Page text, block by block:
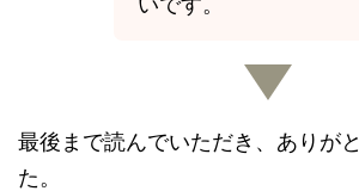
最後まで読んでいただき、ありが
た。